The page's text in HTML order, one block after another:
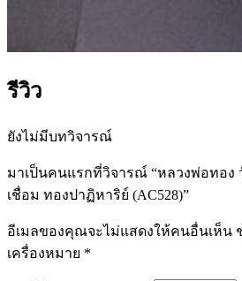
รีวิว
ยังไม่มีบทวิจารณ์
มาเป็นคนแรกที่วิจารณ์ “หลวงพ่อทอง
เชื่อม ทองปาฏิหาริย์ (AC528)”
อีเมลของคุณจะไม่แสดงให้คนอื่นเห็น
เครื่องหมาย *